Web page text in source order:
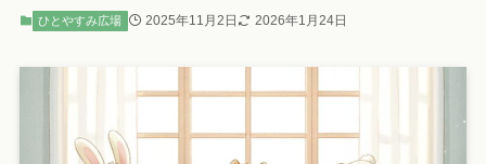
ひとやすみ広場 2025年11月2日 2026年1月24日